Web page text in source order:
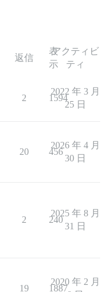
返信
表
示
アクティビ
ティ
2 1594
2022 年 3 月
25 日
20 456
2026 年 4 月
30 日
2 240
2025 年 8 月
31 日
19 1887
2020 年 2 月